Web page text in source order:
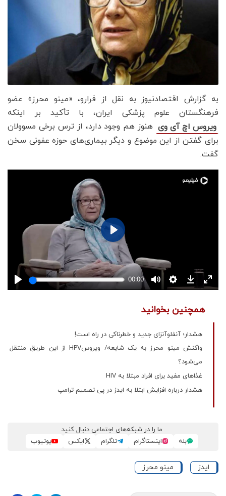
به گزارش اقتصادنیوز به نقل از فرارو، «مینو محرز» عضو
فرهنگستان علوم پزشکی ایران، با تأکید بر اینکه
ویروس اچ آی وی هنوز هم وجود دارد، از ترس برخی مسوولان
برای گفتن از این موضوع و دیگر بیماری‌های حوزه عفونی سخن
گفت.
همچنین بخوانید
​هشدار؛ آنفلوآنزای جدید و خطرناکی در راه است!
واکنش مینو محرز به یک شایعه/ ویروسHPV از این طریق منتقل
می‌شود؟
غذاهای مفید برای افراد مبتلا به HIV
هشدار درباره افزایش ابتلا به ایدز در پی تصمیم ترامپ
ما را در شبکه‌های اجتماعی دنبال کنید
بله
اینستاگرام تلگرام ایکس یوتیوب
ایدز مینو محرز